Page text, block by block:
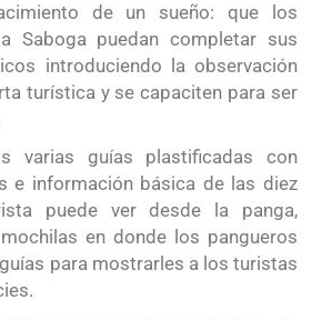
de un sueño: que los
Saboga puedan completar sus
introduciendo la observación
turística y se capaciten para ser
varias guías plastificadas con
e información básica de las diez
puede ver desde la panga,
en donde los pangueros
para mostrarles a los turistas